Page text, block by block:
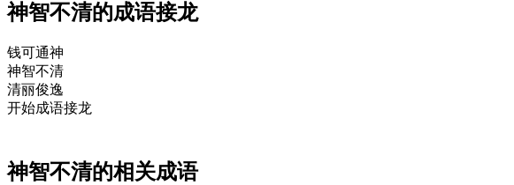
神智不清的成语接龙
钱可通神
神智不清
清丽俊逸
开始成语接龙
神智不清的相关成语